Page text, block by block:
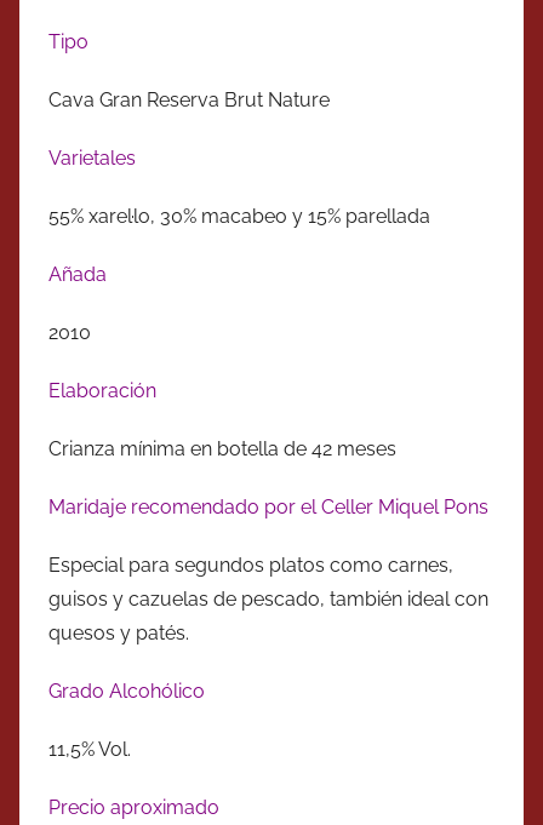
Tipo
Cava Gran Reserva Brut Nature
Varietales
55% xarel·lo, 30% macabeo y 15% parellada
Añada
2010
Elaboración
Crianza mínima en botella de 42 meses
Maridaje recomendado por el Celler Miquel Pons
Especial para segundos platos como carnes,
guisos y cazuelas de pescado, también ideal con
quesos y patés.
Grado Alcohólico
11,5% Vol.
Precio aproximado